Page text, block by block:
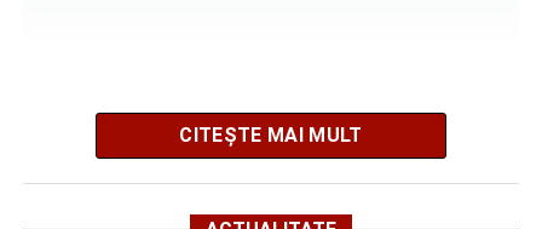
Potrivit informațiilor transmise de polițiști, în jurul orei
09:39, Poliția Municipiului Sebeș a fost sesizată, prin
CITEȘTE MAI MULT